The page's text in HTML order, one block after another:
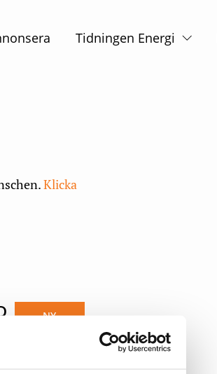
Tidningen Energi
Klicka
NY